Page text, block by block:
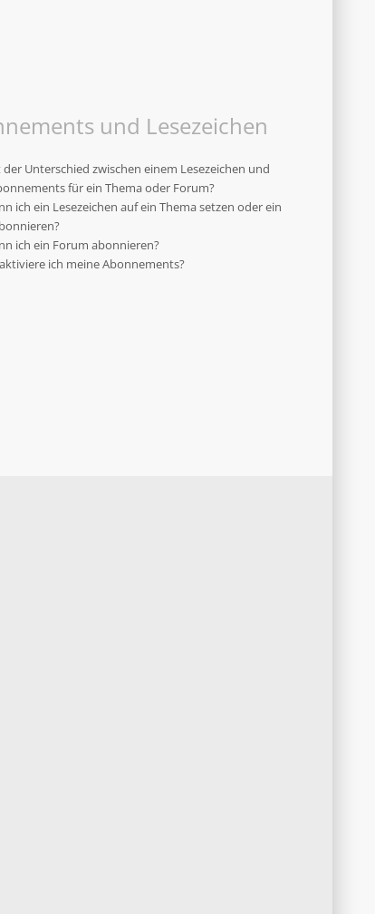
und Lesezeichen
der Unterschied zwischen einem Lesezeichen und
für ein Thema oder Forum?
ich ein Lesezeichen auf ein Thema setzen oder ein
ich ein Forum abonnieren?
ich meine Abonnements?